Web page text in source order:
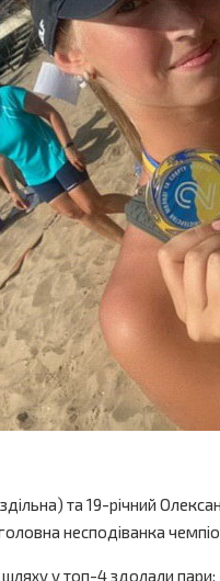
та 19-річний
несподіванка
шляху у топ-4 здолали